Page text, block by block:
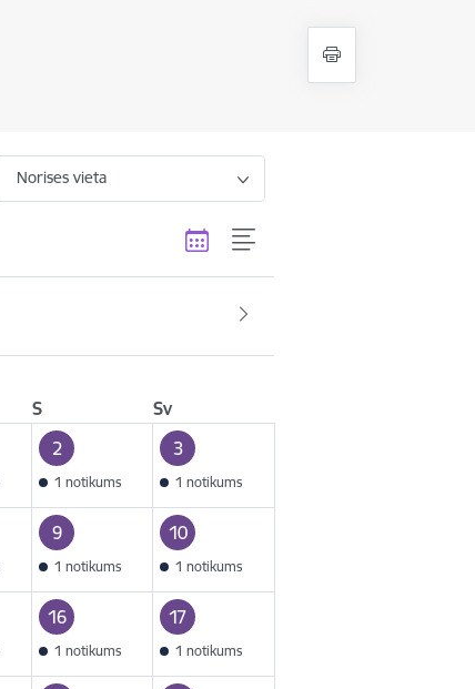
Norises vieta
S
Sv
2
1 notikums
3
1 notikums
9
1 notikums
10
1 notikums
16
1 notikums
17
1 notikums